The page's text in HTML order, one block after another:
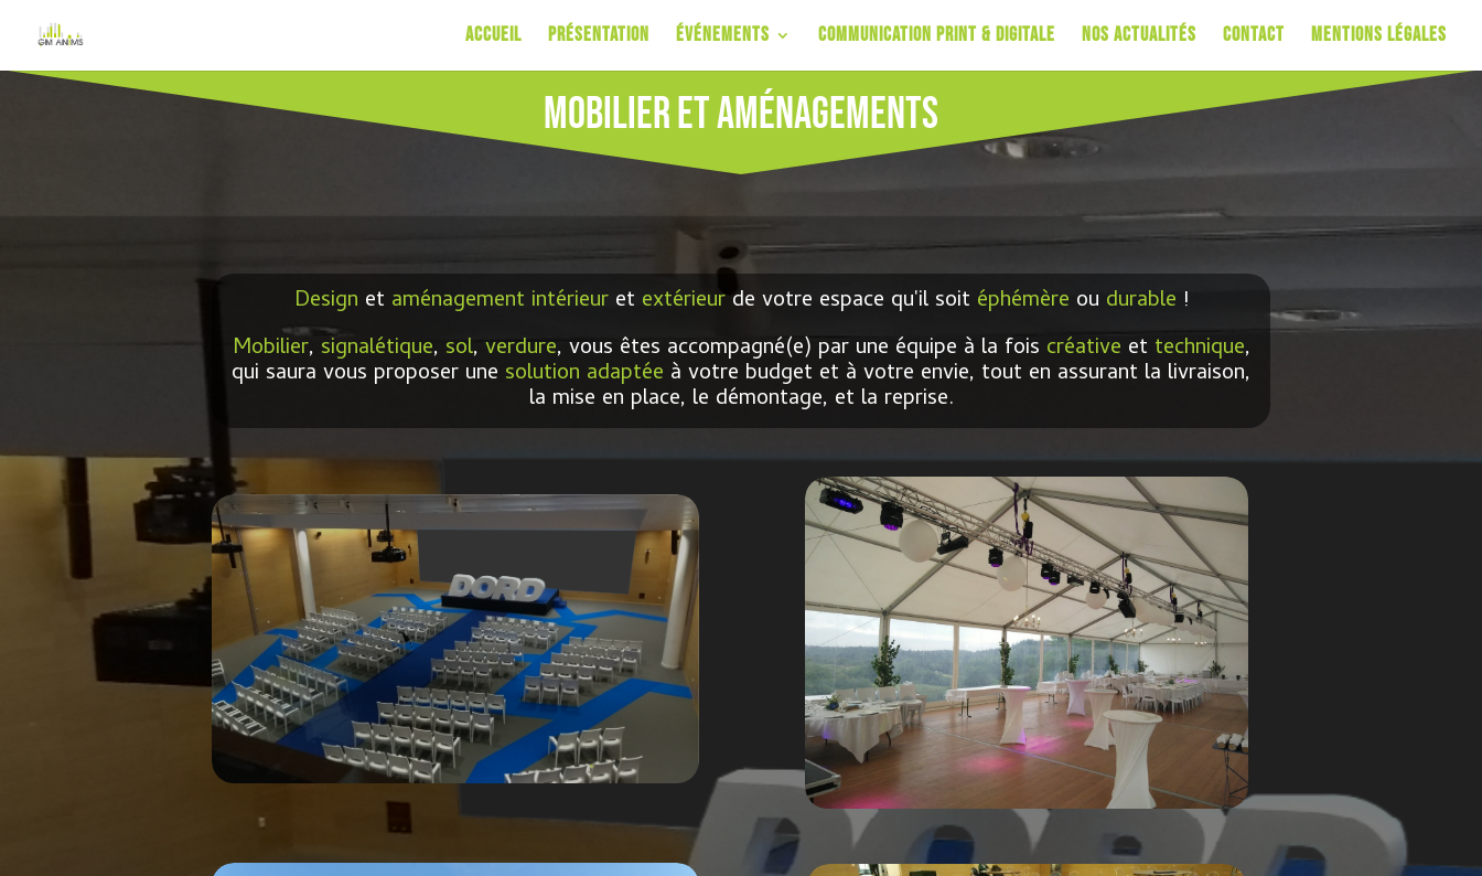
Accueil Présentation Événements Communication Print & Digitale Nos Actualités Contact Mentions Légales
Mobilier et Aménagements
Design et aménagement intérieur et extérieur de votre espace qu'il soit éphémère ou durable !
Mobilier, signalétique, sol, verdure, vous êtes accompagné(e) par une équipe à la fois créative et technique,
qui saura vous proposer une solution adaptée à votre budget et à votre envie, tout en assurant la livraison,
la mise en place, le démontage, et la reprise.